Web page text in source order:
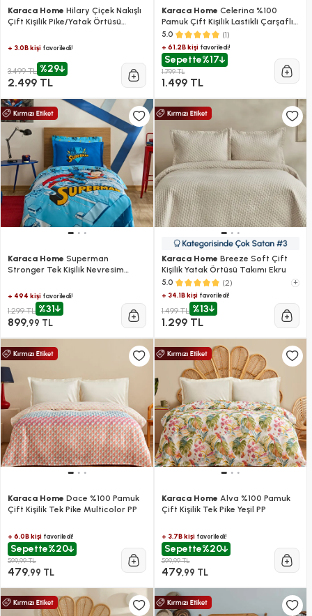
Karaca Home Hilary Çiçek Nakışlı
Çift Kişilik Pike/Yatak Örtüsü
+ 3.0B kişi favoriledi!
3.499 TL %29
2.499 TL
Karaca Home Celerina %100
Pamuk Çift Kişilik Lastikli Çarşaflı
Nevresim Takımı Mavi
5.0 (1)
+ 61.2B kişifavoriledi!
Sepette%17
1.799 TL
1.499 TL
Karaca Home Superman
Stronger Tek Kişilik Nevresim
+ 494 kişi favoriledi!
1.299 TL %31
899,99 TL
Karaca Home Breeze Soft Çift
Kişilik Yatak Örtüsü Takımı Ekru
5.0 (2)
+
+ 34.1B kişifavoriledi!
1.499 TL %13
1.299 TL
Karaca Home Dace %100 Pamuk
Çift Kişilik Tek Pike Multicolor PP
+ 6.0B kişi favoriledi!
Sepette%20
599,99 TL
479,99 TL
Karaca Home Alva %100 Pamuk
Çift Kişilik Tek Pike Yeşil PP
+ 3.7B kişifavoriledi!
Sepette%20
599,99 TL
479,99 TL